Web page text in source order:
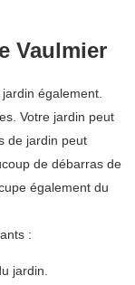
Vaulmier
également.
Votre jardin peut
de jardin peut
de débarras de
également du
:
jardin.